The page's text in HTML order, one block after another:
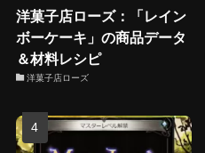
洋菓子店ローズ：「レイン
ボーケーキ」の商品データ
＆材料レシピ
洋菓子店ローズ